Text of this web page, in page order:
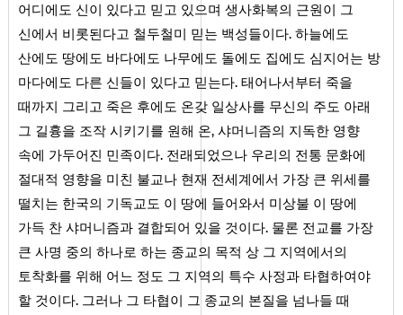
어디에도 신이 있다고 믿고 있으며 생사화복의 근원이 그
신에서 비롯된다고 철두철미 믿는 백성들이다. 하늘에도
산에도 땅에도 바다에도 나무에도 돌에도 집에도 심지어는 방
마다에도 다른 신들이 있다고 믿는다. 태어나서부터 죽을
때까지 그리고 죽은 후에도 온갖 일상사를 무신의 주도 아래
그 길흉을 조작 시키기를 원해 온, 샤머니즘의 지독한 영향
속에 가두어진 민족이다. 전래되었으나 우리의 전통 문화에
절대적 영향을 미친 불교나 현재 전세계에서 가장 큰 위세를
떨치는 한국의 기독교도 이 땅에 들어와서 미상불 이 땅에
가득 찬 샤머니즘과 결합되어 있을 것이다. 물론 전교를 가장
큰 사명 중의 하나로 하는 종교의 목적 상 그 지역에서의
토착화를 위해 어느 정도 그 지역의 특수 사정과 타협하여야
할 것이다. 그러나 그 타협이 그 종교의 본질을 넘나들 때